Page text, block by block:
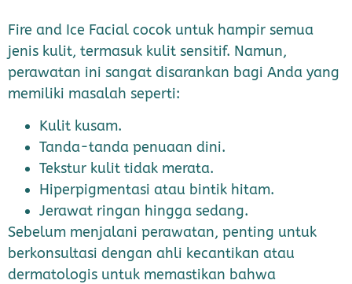
Fire and Ice Facial cocok untuk hampir semua
jenis kulit, termasuk kulit sensitif. Namun,
perawatan ini sangat disarankan bagi Anda yang
memiliki masalah seperti:
Kulit kusam.
Tanda-tanda penuaan dini.
Tekstur kulit tidak merata.
Hiperpigmentasi atau bintik hitam.
Jerawat ringan hingga sedang.
Sebelum menjalani perawatan, penting untuk
berkonsultasi dengan ahli kecantikan atau
dermatologis untuk memastikan bahwa